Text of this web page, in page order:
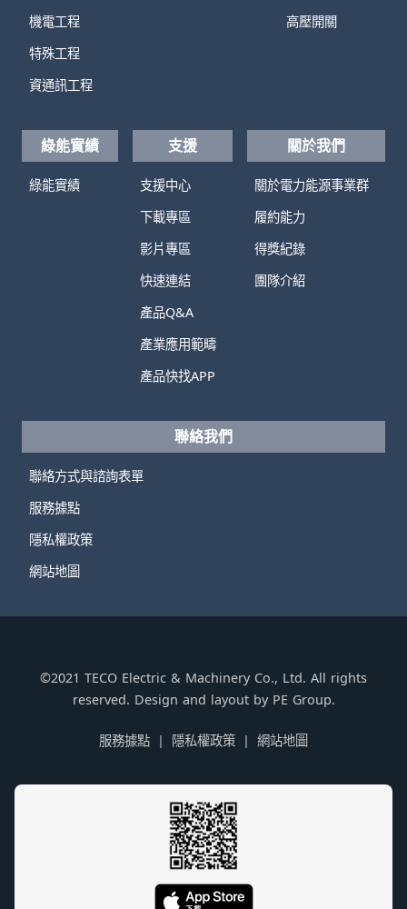
機電工程
特殊工程
資通訊工程
高壓開關
綠能實績
綠能實績
支援
支援中心
下載專區
影片專區
快速連結
產品Q&A
產業應用範疇
產品快找APP
關於我們
關於電力能源事業群
履約能力
得獎紀錄
團隊介紹
聯絡我們
聯絡方式與諮詢表單
服務據點
隱私權政策
網站地圖
©2021 TECO Electric & Machinery Co., Ltd. All rights
reserved. Design and layout by PE Group.
服務據點 隱私權政策 網站地圖